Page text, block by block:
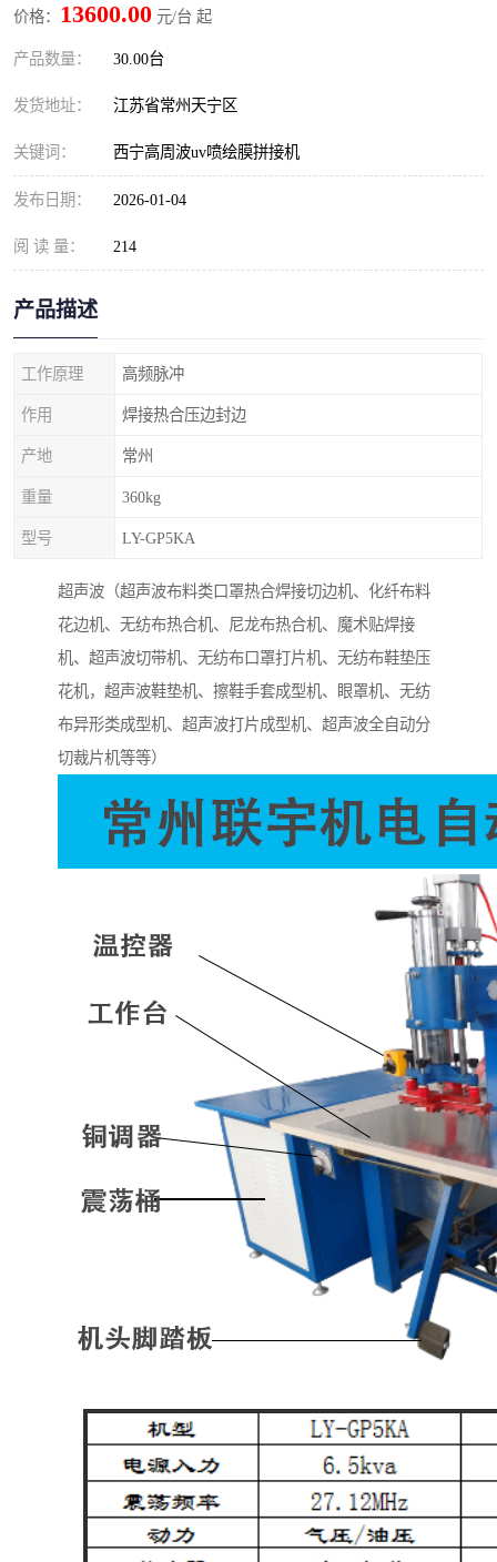
价格： 13600.00 元/台 起
产品数量： 30.00台
发货地址： 江苏省常州天宁区
关键词： 西宁高周波uv喷绘膜拼接机
发布日期： 2026-01-04
阅 读 量： 214
产品描述
工作原理 高频脉冲
作用 焊接热合压边封边
产地 常州
重量 360kg
型号 LY-GP5KA
超声波（超声波布料类口罩热合焊接切边机、化纤布料
花边机、无纺布热合机、尼龙布热合机、魔术贴焊接
机、超声波切带机、无纺布口罩打片机、无纺布鞋垫压
花机，超声波鞋垫机、擦鞋手套成型机、眼罩机、无纺
布异形类成型机、超声波打片成型机、超声波全自动分
切裁片机等等）